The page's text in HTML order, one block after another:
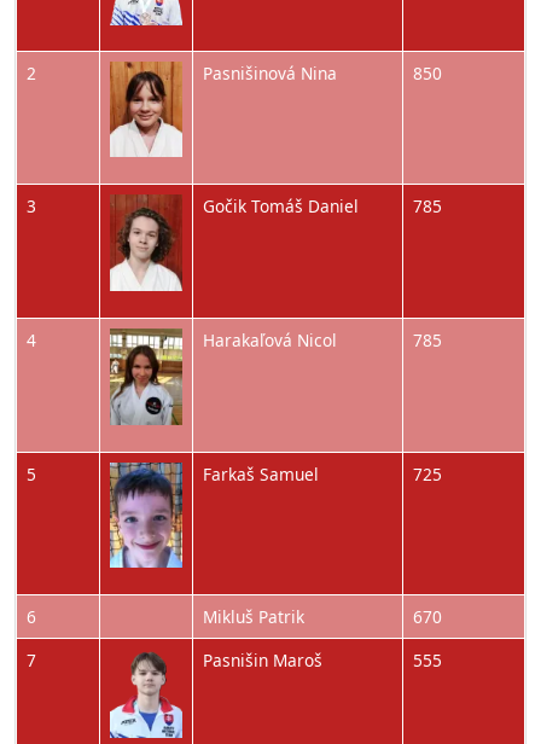
2 Obrázok Pasnišinová Nina 850
3 Obrázok Gočik Tomáš Daniel 785
4 Obrázok Harakaľová Nicol 785
5 Obrázok Farkaš Samuel 725
6 Mikluš Patrik
670
7
Obrázok Pasnišin Maroš 555